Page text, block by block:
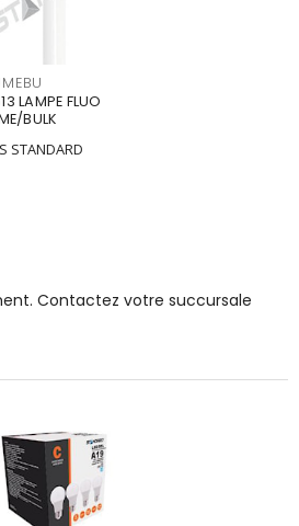
LAMPE FLUO
BULK
STANDARD
Contactez votre succursale